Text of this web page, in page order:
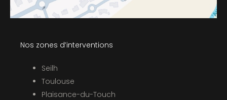
Nos zones d’interventions
Seilh
Toulouse
Plaisance-du-Touch